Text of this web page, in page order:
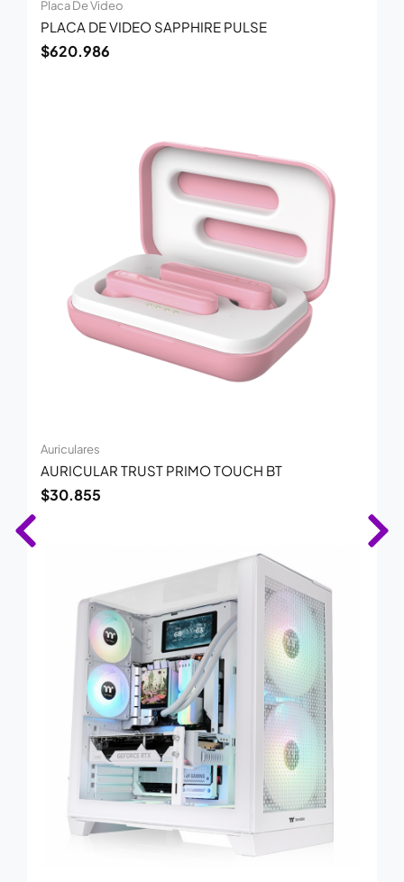
Placa De Video
PLACA DE VIDEO SAPPHIRE PULSE
$620.986
Auriculares
AURICULAR TRUST PRIMO TOUCH BT
$30.855